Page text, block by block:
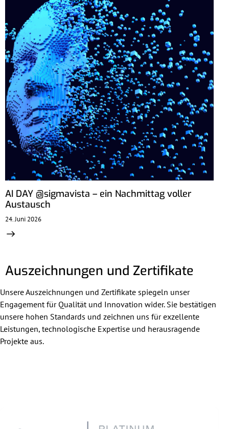
AI DAY @sigmavista – ein Nachmittag voller
Austausch
24. Juni 2026
Auszeichnungen und Zertifikate
Unsere Auszeichnungen und Zertifikate spiegeln unser
Engagement für Qualität und Innovation wider. Sie bestätigen
unsere hohen Standards und zeichnen uns für exzellente
Leistungen, technologische Expertise und herausragende
Projekte aus.